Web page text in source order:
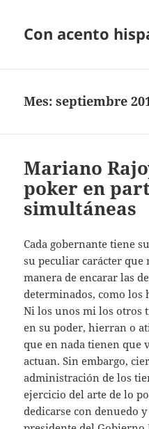
Con acento
Mes:septiembre
Mariano
poker en
simultáneas
Cada gobernante tiene
su peculiar carácter que
manera de encarar las
determinados, como los
Ni los unos mi los otros
en su poder, hierran o
que en nada tienen que
actuan. Sin embargo,
administración de los
ejercicio del arte de lo
dedicarse con denuedo